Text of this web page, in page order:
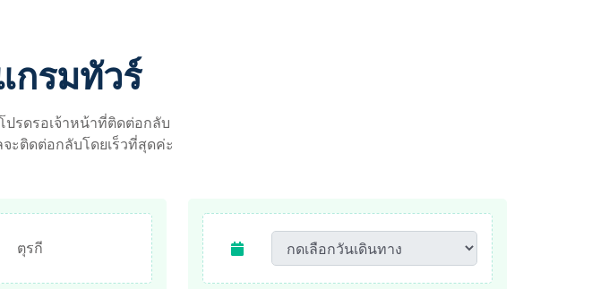
กรมทัวร์
รดรอเจ้าหน้าที่ติดต่อกลับ
ะติดต่อกลับโดยเร็วที่สุดค่ะ
ตุรกี